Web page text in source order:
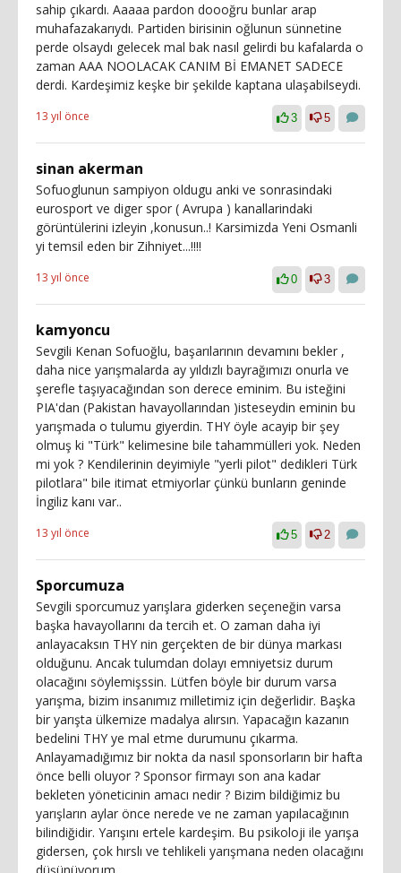
sahip çıkardı. Aaaaa pardon doooğru bunlar arap
muhafazakarıydı. Partiden birisinin oğlunun sünnetine
perde olsaydı gelecek mal bak nasıl gelirdi bu kafalarda o
zaman AAA NOOLACAK CANIM Bİ EMANET SADECE
derdi. Kardeşimiz keşke bir şekilde kaptana ulaşabilseydi.
13 yıl önce 3 5
sinan akerman
Sofuoglunun sampiyon oldugu anki ve sonrasindaki
eurosport ve diger spor ( Avrupa ) kanallarindaki
görüntülerini izleyin ,konusun..! Karsimizda Yeni Osmanli
yi temsil eden bir Zihniyet...!!!!
13 yıl önce 0 3
kamyoncu
Sevgili Kenan Sofuoğlu, başarılarının devamını bekler ,
daha nice yarışmalarda ay yıldızlı bayrağımızı onurla ve
şerefle taşıyacağından son derece eminim. Bu isteğini
PIA'dan (Pakistan havayollarından )isteseydin eminin bu
yarışmada o tulumu giyerdin. THY öyle acayip bir şey
olmuş ki "Türk" kelimesine bile tahammülleri yok. Neden
mi yok ? Kendilerinin deyimiyle "yerli pilot" dedikleri Türk
pilotlara" bile itimat etmiyorlar çünkü bunların geninde
İngiliz kanı var..
13 yıl önce 5 2
Sporcumuza
Sevgili sporcumuz yarışlara giderken seçeneğin varsa
başka havayollarını da tercih et. O zaman daha iyi
anlayacaksın THY nin gerçekten de bir dünya markası
olduğunu. Ancak tulumdan dolayı emniyetsiz durum
olacağını söylemişssin. Lütfen böyle bir durum varsa
yarışma, bizim insanımız milletimiz için değerlidir. Başka
bir yarışta ülkemize madalya alırsın. Yapacağın kazanın
bedelini THY ye mal etme durumunu çıkarma.
Anlayamadığımız bir nokta da nasıl sponsorların bir hafta
önce belli oluyor ? Sponsor firmayı son ana kadar
bekleten yöneticinin amacı nedir ? Bizim bildiğimiz bu
yarışların aylar önce nerede ve ne zaman yapılacağının
bilindiğidir. Yarışını ertele kardeşim. Bu psikoloji ile yarışa
gidersen, çok hırslı ve tehlikeli yarışmana neden olacağını